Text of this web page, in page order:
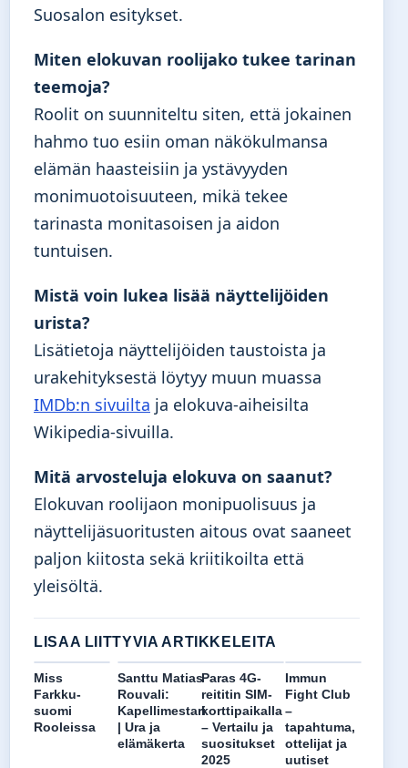
Suosalon esitykset.
Miten elokuvan roolijako tukee tarinan
teemoja?
Roolit on suunniteltu siten, että jokainen
hahmo tuo esiin oman näkökulmansa
elämän haasteisiin ja ystävyyden
monimuotoisuuteen, mikä tekee
tarinasta monitasoisen ja aidon
tuntuisen.
Mistä voin lukea lisää näyttelijöiden
urista?
Lisätietoja näyttelijöiden taustoista ja
urakehityksestä löytyy muun muassa
IMDb:n sivuilta ja elokuva-aiheisilta
Wikipedia-sivuilla.
Mitä arvosteluja elokuva on saanut?
Elokuvan roolijaon monipuolisuus ja
näyttelijäsuoritusten aitous ovat saaneet
paljon kiitosta sekä kriitikoilta että
yleisöltä.
LISAA LIITTYVIA ARTIKKELEITA
Miss
Farkku-
suomi
Rooleissa
Santtu Matias
Rouvali:
Kapellimestari
| Ura ja
elämäkerta
Paras 4G-
reititin SIM-
korttipaikalla
– Vertailu ja
suositukset
2025
Immun
Fight Club
–
tapahtuma,
ottelijat ja
uutiset